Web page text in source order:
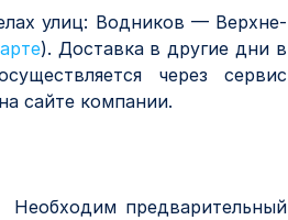
улиц: Водников — Верхне-
). Доставка в другие дни в
через сервис
сайте компании.
Необходим предварительный